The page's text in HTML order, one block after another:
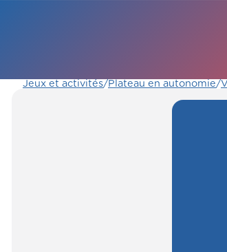
Jeux et activités/Plateau en autonomie/